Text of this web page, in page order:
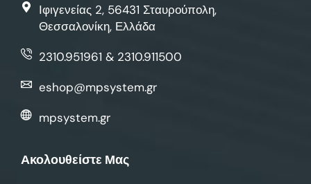
Ιφιγενείας 2, 56431 Σταυρούπολη,
Θεσσαλονίκη, Ελλάδα
2310.951961 & 2310.911500
eshop@mpsystem.gr
mpsystem.gr
Ακολουθείστε Μας